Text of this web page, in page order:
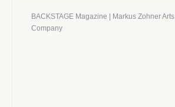
BACKSTAGE Magazine | Markus Zohner Arts
Company